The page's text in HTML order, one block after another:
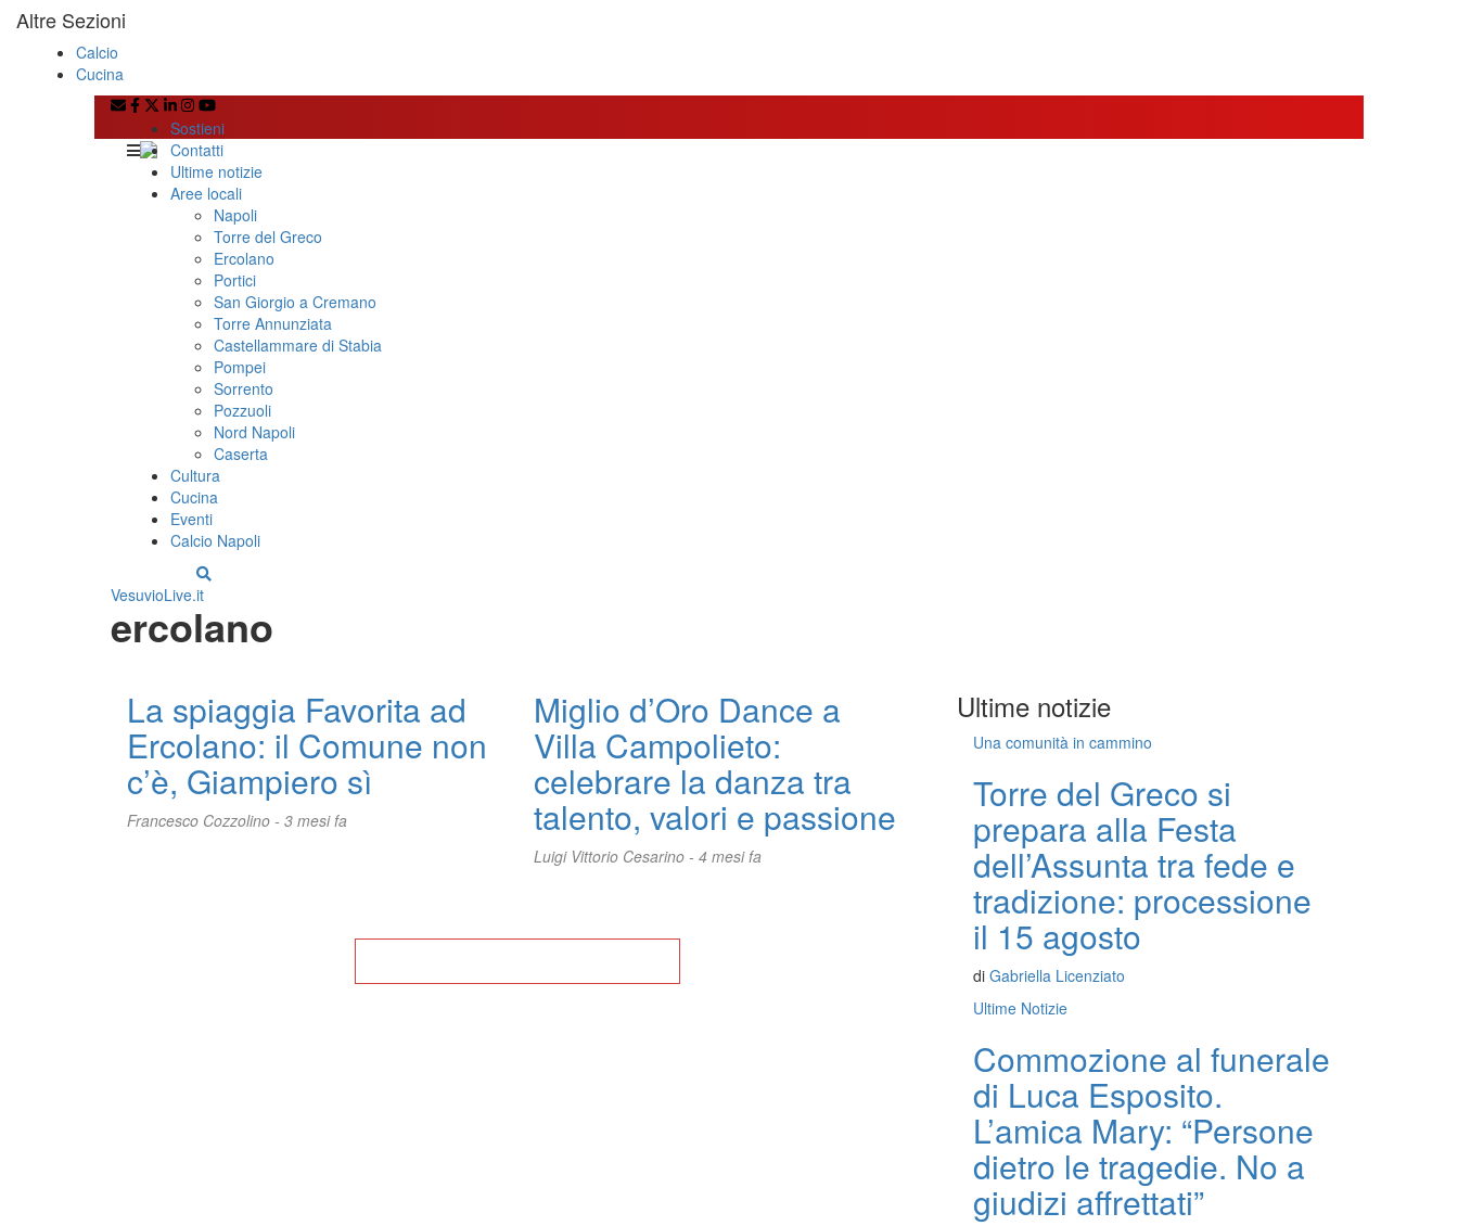
Altre Sezioni
Calcio
Cucina
Sostieni
Contatti
Ultime notizie
Aree locali
Napoli
Torre del Greco
Ercolano
Portici
San Giorgio a Cremano
Torre Annunziata
Castellammare di Stabia
Pompei
Sorrento
Pozzuoli
Nord Napoli
Caserta
Cultura
Cucina
Eventi
Calcio Napoli
VesuvioLive.it
ercolano
La spiaggia Favorita ad
Ercolano: il Comune non
c’è, Giampiero sì
Francesco Cozzolino - 3 mesi fa
Miglio d’Oro Dance a
Villa Campolieto:
celebrare la danza tra
talento, valori e passione
Luigi Vittorio Cesarino - 4 mesi fa
Ultime notizie
Una comunità in cammino
Torre del Greco si
prepara alla Festa
dell’Assunta tra fede e
tradizione: processione
il 15 agosto
di Gabriella Licenziato
Ultime Notizie
Commozione al funerale
di Luca Esposito.
L’amica Mary: “Persone
dietro le tragedie. No a
giudizi affrettati”